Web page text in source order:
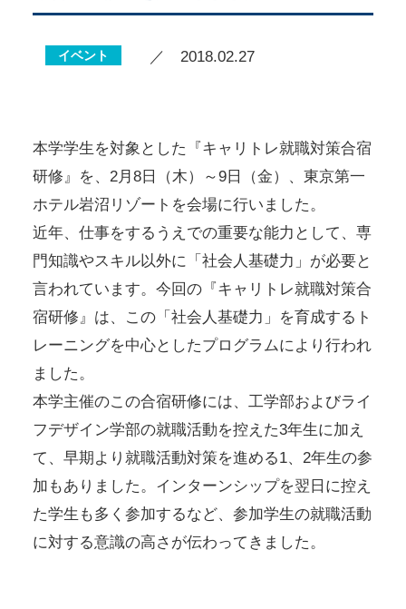
イベント ／ 2018.02.27
本学学生を対象とした『キャリトレ就職対策合宿
研修』を、2月8日（木）～9日（金）、東京第一
ホテル岩沼リゾートを会場に行いました。
近年、仕事をするうえでの重要な能力として、専
門知識やスキル以外に「社会人基礎力」が必要と
言われています。今回の『キャリトレ就職対策合
宿研修』は、この「社会人基礎力」を育成するト
レーニングを中心としたプログラムにより行われ
ました。
本学主催のこの合宿研修には、工学部およびライ
フデザイン学部の就職活動を控えた3年生に加え
て、早期より就職活動対策を進める1、2年生の参
加もありました。インターンシップを翌日に控え
た学生も多く参加するなど、参加学生の就職活動
に対する意識の高さが伝わってきました。